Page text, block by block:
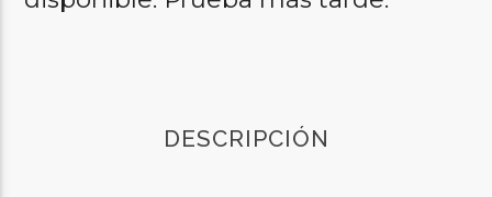
DESCRIPCIÓN